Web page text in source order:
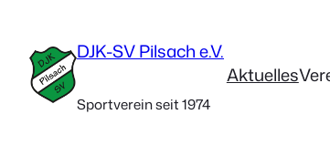
DJK-SV Pilsach e.V.
Sportverein seit 1974
Aktuelles